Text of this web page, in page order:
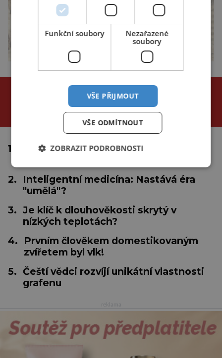
NEJČTENĚJŠÍ ČLÁNKY
za poslední
24 hodin 3 dny týden
1.
Proč se tropické cyklóny netvoří u
2.
Inteligentní medicína: Nastává éra
"umělá"?
3. Je klíč k dlouhověkosti skrytý v
nízkých teplotách?
4.
Prvním člověkem domestikovaným
zvířetem byl vlk!
5. Čeští vědci rozvíjí unikátní vlastnosti
grafenu
Funkční soubory
Nezařazené
soubory
VŠE PŘIJMOUT
VŠE ODMÍTNOUT
ZOBRAZIT PODROBNOSTI